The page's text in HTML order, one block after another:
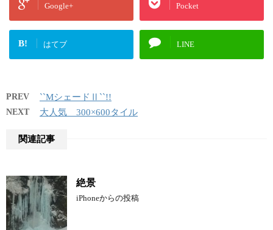
Google+ Pocket
B! はてブ LINE
PREV ``MシェードⅡ``!!
NEXT 大人気 300×600タイル
関連記事
絶景
iPhoneからの投稿